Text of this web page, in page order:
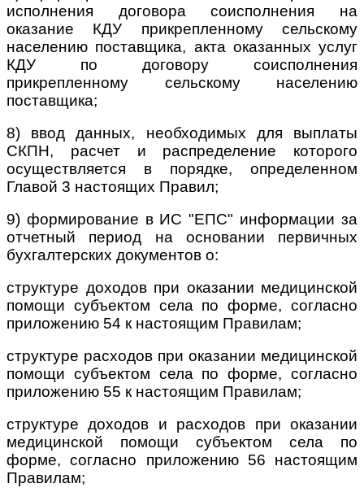
исполнения договора соисполнения на
оказание КДУ прикрепленному сельскому
населению поставщика, акта оказанных услуг
КДУ по договору соисполнения
прикрепленному сельскому населению
поставщика;
8) ввод данных, необходимых для выплаты
СКПН, расчет и распределение которого
осуществляется в порядке, определенном
Главой 3 настоящих Правил;
9) формирование в ИС "ЕПС" информации за
отчетный период на основании первичных
бухгалтерских документов о:
структуре доходов при оказании медицинской
помощи субъектом села по форме, согласно
приложению 54 к настоящим Правилам;
структуре расходов при оказании медицинской
помощи субъектом села по форме, согласно
приложению 55 к настоящим Правилам;
структуре доходов и расходов при оказании
медицинской помощи субъектом села по
форме, согласно приложению 56 настоящим
Правилам;